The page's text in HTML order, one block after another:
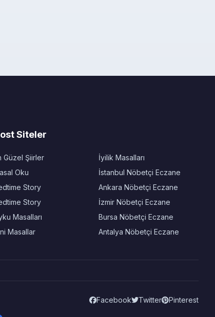
Siteler
Güzel Şiirler
Oku
Story
Story
Masalları
Masallar
İyilik Masalları
İstanbul Nöbetçi Eczane
Ankara Nöbetçi Eczane
İzmir Nöbetçi Eczane
Bursa Nöbetçi Eczane
Antalya Nöbetçi Eczane
Facebook Twitter Pinterest